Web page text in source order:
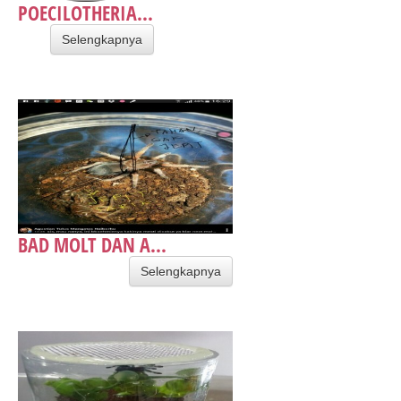
POECILOTHERIA...
Selengkapnya
BAD MOLT DAN A...
Selengkapnya